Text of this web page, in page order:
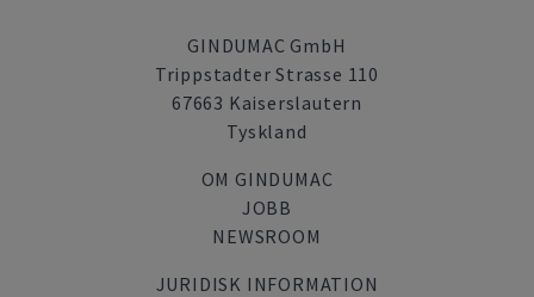
GINDUMAC GmbH
Trippstadter Strasse 110
67663 Kaiserslautern
Tyskland
OM GINDUMAC
JOBB
NEWSROOM
JURIDISK INFORMATION